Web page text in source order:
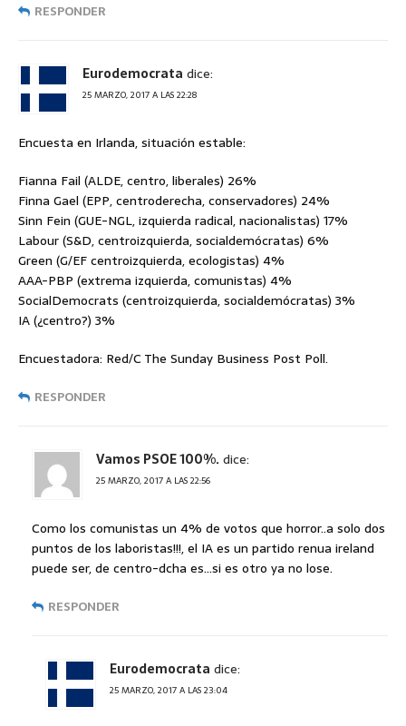
RESPONDER
Eurodemocrata dice:
25 MARZO, 2017 A LAS 22:28
Encuesta en Irlanda, situación estable:
Fianna Fail (ALDE, centro, liberales) 26%
Finna Gael (EPP, centroderecha, conservadores) 24%
Sinn Fein (GUE-NGL, izquierda radical, nacionalistas) 17%
Labour (S&D, centroizquierda, socialdemócratas) 6%
Green (G/EF centroizquierda, ecologistas) 4%
AAA-PBP (extrema izquierda, comunistas) 4%
SocialDemocrats (centroizquierda, socialdemócratas) 3%
IA (¿centro?) 3%
Encuestadora: Red/C The Sunday Business Post Poll.
RESPONDER
Vamos PSOE 100%.dice:
25 MARZO, 2017 A LAS 22:56
Como los comunistas un 4% de votos que horror..a solo dos
puntos de los laboristas!!!, el IA es un partido renua ireland
puede ser, de centro-dcha es…si es otro ya no lose.
RESPONDER
Eurodemocrata dice:
25 MARZO, 2017 A LAS 23:04